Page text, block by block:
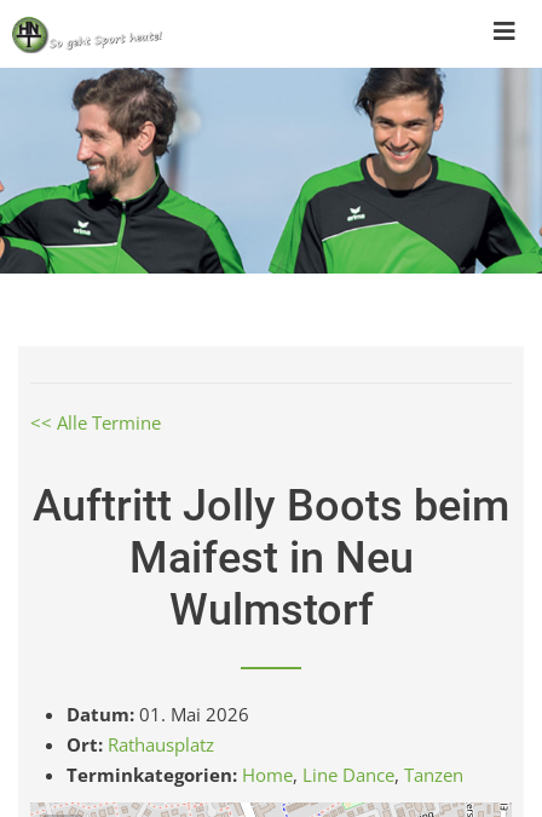
Skip
to
content
<< Alle Termine
Auftritt Jolly Boots beim
Maifest in Neu
Wulmstorf
Datum: 01. Mai 2026
Ort: Rathausplatz
Terminkategorien: Home, Line Dance, Tanzen